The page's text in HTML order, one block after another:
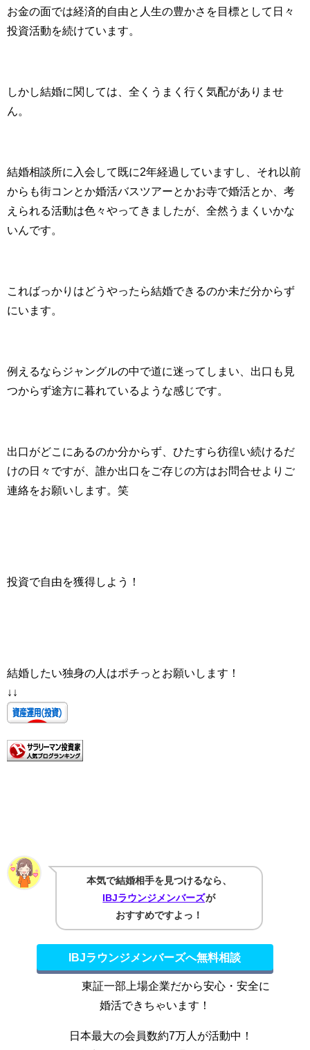
お金の面では経済的自由と人生の豊かさを目標として日々
投資活動を続けています。
しかし結婚に関しては、全くうまく行く気配がありませ
ん。
結婚相談所に入会して既に2年経過していますし、それ以前
からも街コンとか婚活バスツアーとかお寺で婚活とか、考
えられる活動は色々やってきましたが、全然うまくいかな
いんです。
こればっかりはどうやったら結婚できるのか未だ分からず
にいます。
例えるならジャングルの中で道に迷ってしまい、出口も見
つからず途方に暮れているような感じです。
出口がどこにあるのか分からず、ひたすら彷徨い続けるだ
けの日々ですが、誰か出口をご存じの方はお問合せよりご
連絡をお願いします。笑
投資で自由を獲得しよう！
結婚したい独身の人はポチっとお願いします！
↓↓
本気で結婚相手を見つけるなら、
IBJラウンジメンバーズが
おすすめですよっ！
IBJラウンジメンバーズへ無料相談
東証一部上場企業だから安心・安全に
婚活できちゃいます！
日本最大の会員数約7万人が活動中！